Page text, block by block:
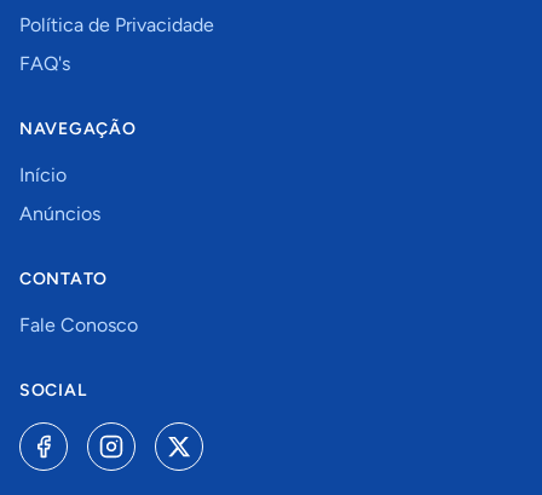
Política de Privacidade
FAQ's
NAVEGAÇÃO
Início
Anúncios
CONTATO
Fale Conosco
SOCIAL